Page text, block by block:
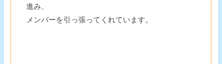
進み、
メンバーを引っ張ってくれています。